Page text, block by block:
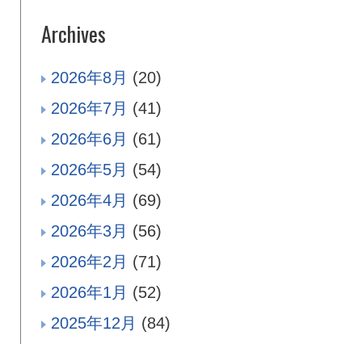
Archives
2026年8月 (20)
2026年7月 (41)
2026年6月 (61)
2026年5月 (54)
2026年4月 (69)
2026年3月 (56)
2026年2月 (71)
2026年1月 (52)
2025年12月 (84)